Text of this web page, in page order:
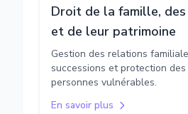
Droit de la famille,
et de leur patrimoine
Gestion des relations
successions et protection
personnes vulnérables.
En savoir plus